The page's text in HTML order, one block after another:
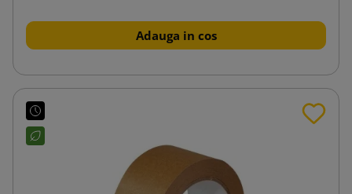
Adauga in cos